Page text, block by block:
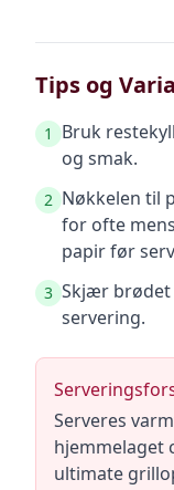
Tips og
1
Bruk
og smak.
2 Nøkkelen til
for ofte
papir før
3 Skjær brødet
servering.
Serveres
hjemmelaget
ultimate